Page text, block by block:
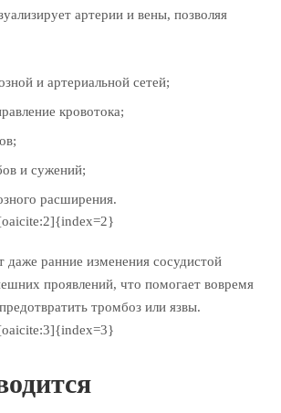
артерии и вены, позволяя
и артериальной сетей;
кровотока;
и сужений;
расширения.
даже ранние изменения сосудистой
проявлений, что помогает вовремя
тромбоз или язвы.